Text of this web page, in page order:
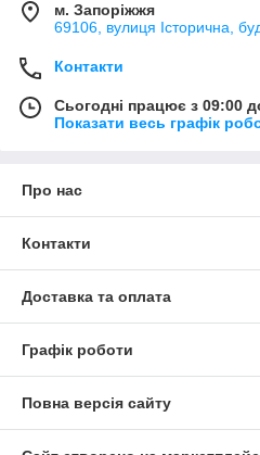
м. Запоріжжя
69106, вулиця Історична,
Контакти
Сьогодні працює з 09:00
Показати весь графік
Про нас
Контакти
Доставка та оплата
Графік роботи
Повна версія сайту